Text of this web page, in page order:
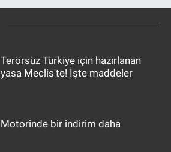
Terörsüz Türkiye için hazırlanan
yasa Meclis'te! İşte maddeler
Motorinde bir indirim daha